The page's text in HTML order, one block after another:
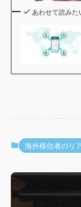
あわせて読みた
海外移住者のリ